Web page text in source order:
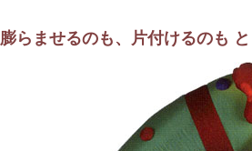
膨らませるのも、片付けるのも